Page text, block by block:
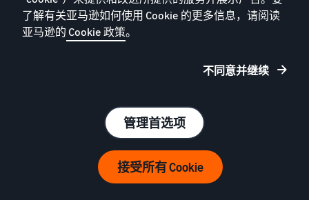
亚马逊企业采购商城
亚马逊物流
新选品计划
欧洲地区亚马逊物流
低价商品亚马逊物流费率
了解有关亚马逊如何使用 Cookie 的更多信息，请阅读
亚马逊的 Cookie 政策。
不同意并继续
管理首选项
接受所有 Cookie